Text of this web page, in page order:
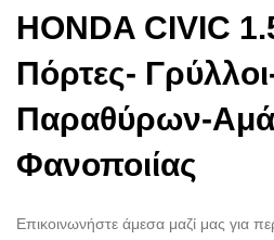
HONDA CIVIC
Πόρτες-
Παραθύρων-
Φανοποιίας
Επικοινωνήστε άμεσα μαζί μας για